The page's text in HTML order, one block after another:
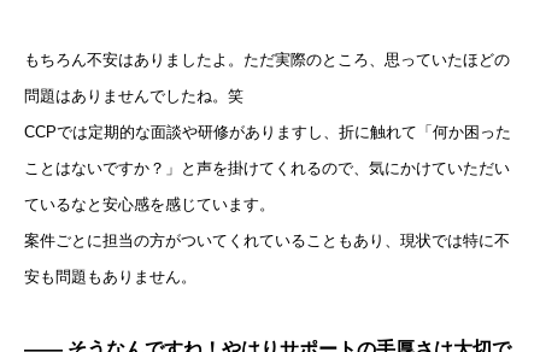
もちろん不安はありましたよ。ただ実際のところ、思っていたほどの
問題はありませんでしたね。笑
CCPでは定期的な面談や研修がありますし、折に触れて「何か困った
ことはないですか？」と声を掛けてくれるので、気にかけていただい
ているなと安心感を感じています。
案件ごとに担当の方がついてくれていることもあり、現状では特に不
安も問題もありません。